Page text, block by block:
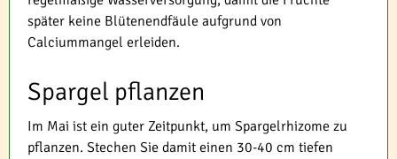
später keine Blütenendfäule aufgrund von
Calciummangel erleiden.
Spargel pflanzen
Im Mai ist ein guter Zeitpunkt, um Spargelrhizome zu
pflanzen. Stechen Sie damit einen 30-40 cm tiefen